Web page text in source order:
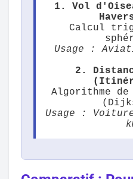
1. Vol
Calcul
Usage :
2.
Algorithme
Usage :